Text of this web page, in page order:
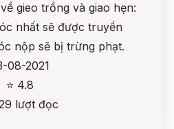
gieo trồng và giao hẹn:
nhất sẽ được truyền
nộp sẽ bị trừng phạt.
08-2021
⭐ 4.8
lượt đọc